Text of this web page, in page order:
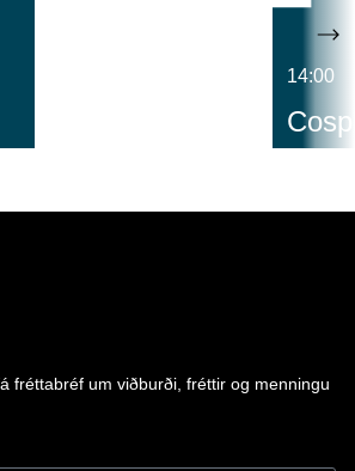
14:00
fréttabréf um viðburði, fréttir og menningu